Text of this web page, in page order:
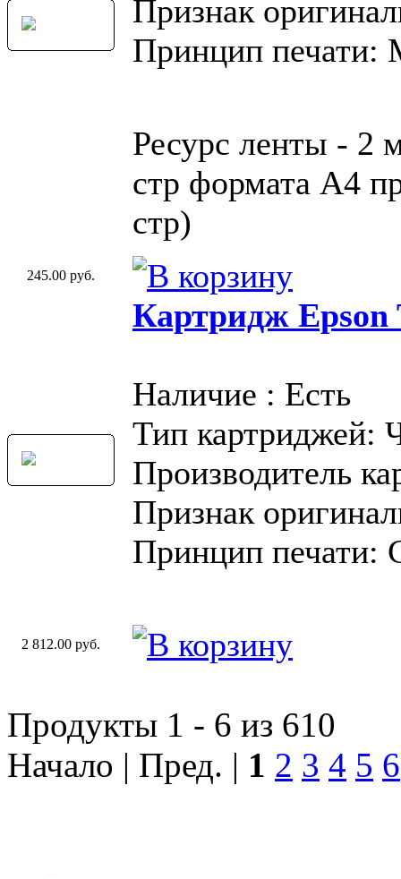
Признак
Принцип печати:
Ресурс ленты - 2
стр формата A4
стр)
245.00 руб.
Картридж Epson
Наличие : Есть
Тип картриджей:
Производитель
Признак
Принцип печати:
2 812.00 руб.
Продукты 1 - 6 из 610
Начало | Пред. | 1 2 3 4 5 6